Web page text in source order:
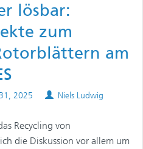
lösbar:
zum
am
2025 Authors
Niels Ludwig
Recycling von
die Diskussion vor allem um